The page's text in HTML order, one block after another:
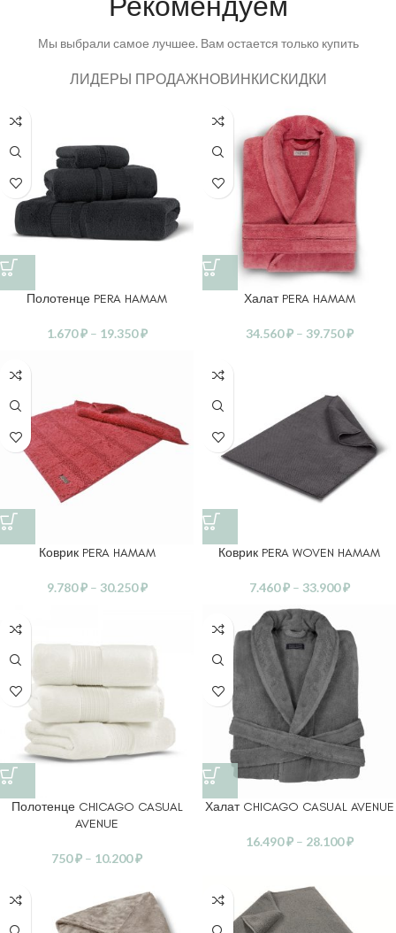
Мы выбрали самое лучшее. Вам остается только купить
ЛИДЕРЫ ПРОДАЖНОВИНКИСКИДКИ
Полотенце PERA HAMAM
1.670₽ – 19.350₽
Халат PERA HAMAM
34.560₽ – 39.750₽
Коврик PERA HAMAM
9.780₽ – 30.250₽
Коврик PERA WOVEN HAMAM
7.460₽ – 33.900₽
Полотенце CHICAGO CASUAL
AVENUE
750₽ – 10.200₽
Халат CHICAGO CASUAL AVENUE
16.490₽ – 28.100₽